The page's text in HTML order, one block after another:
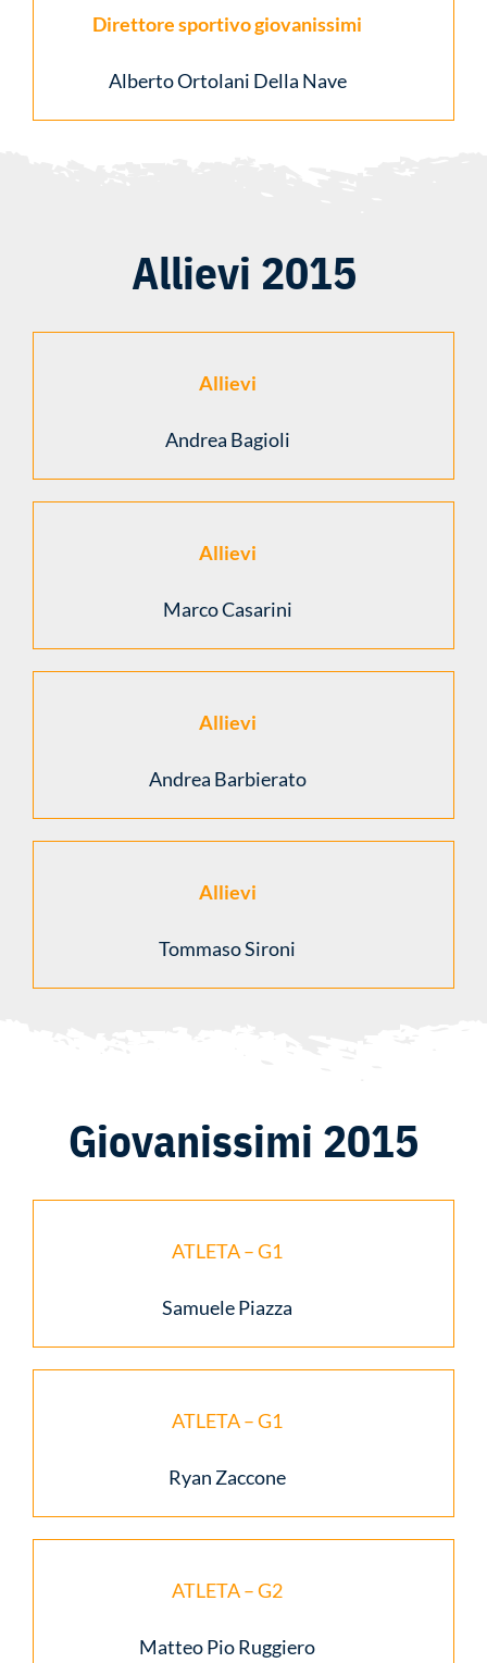
Direttore sportivo giovanissimi
Alberto Ortolani Della Nave
Allievi 2015
Allievi
Andrea Bagioli
Allievi
Marco Casarini
Allievi
Andrea Barbierato
Allievi
Tommaso Sironi
Giovanissimi 2015
ATLETA – G1
Samuele Piazza
ATLETA – G1
Ryan Zaccone
ATLETA – G2
Matteo Pio Ruggiero